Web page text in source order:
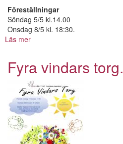
Föreställningar
Söndag 5/5 kl.14.00
Onsdag 8/5 kl. 18:30.
Läs mer
fantasin.
Fyra vindars torg.